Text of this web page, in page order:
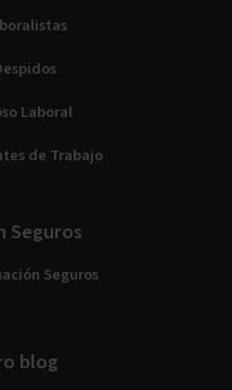
Laboral
de Trabajo
Seguros
Seguros
blog